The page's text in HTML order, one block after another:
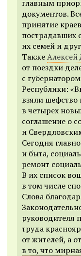
главным
документов.
принятие
пострадавших
их семей и
ТакжеАлексей
от поездки
с
Республики:
взяли
в четырех
соглашение о
и
Сегодня
и быта,
ремонт
В их список
в том числе
Слова
руководителя
труда
от жителей, а
в то, что